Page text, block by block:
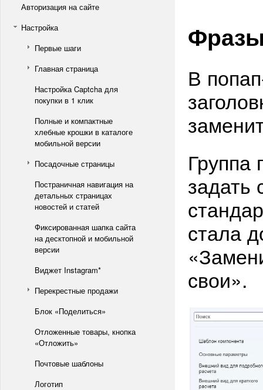
Авторизация на сайте
Настройка
Первые шаги
Главная страница
Настройка Captcha для
покупки в 1 клик
Полные и компактные
хлебные крошки в каталоге
мобильной версии
Посадочные страницы
Постраничная навигация на
детальных страницах
новостей и статей
Фиксированная шапка сайта
на десктопной и мобильной
версии
Виджет Instagram*
Перекрестные продажи
Блок «Поделиться»
Отложенные товары, кнопка
«Отложить»
Почтовые шаблоны
Логотип
В
Группа
задать
стала
свои».